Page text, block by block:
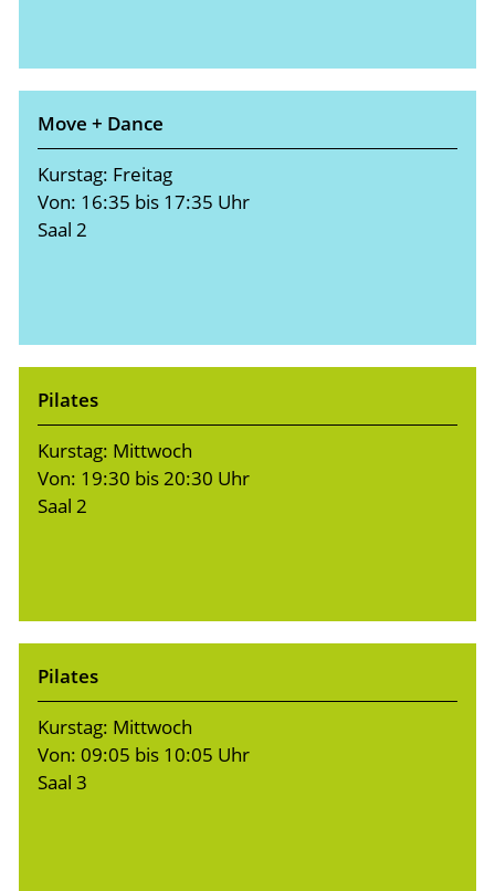
Move + Dance
Kurstag: Freitag
Von: 16:35 bis 17:35 Uhr
Saal 2
Pilates
Kurstag: Mittwoch
Von: 19:30 bis 20:30 Uhr
Saal 2
Pilates
Kurstag: Mittwoch
Von: 09:05 bis 10:05 Uhr
Saal 3